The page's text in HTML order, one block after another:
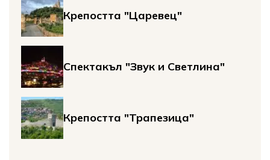
Крепостта "Царевец"
Спектакъл "Звук и Светлина"
Крепостта "Трапезица"